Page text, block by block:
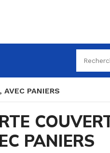
AVEC PANIERS
PANIERS